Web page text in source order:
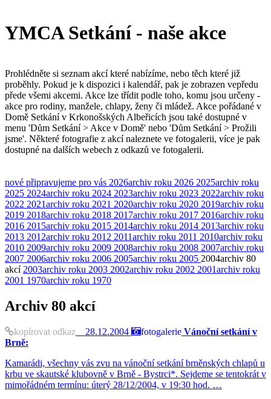
YMCA Setkání - naše akce
Prohlédněte si seznam akcí které nabízíme, nebo těch které již
proběhly. Pokud je k dispozici i kalendář, pak je zobrazen vepředu
přede všemi akcemi. Akce lze třídit podle toho, komu jsou určeny -
akce pro rodiny, manžele, chlapy, ženy či mládež. Akce pořádané v
Domě Setkání v Krkonošských Albeřicích jsou také dostupné v
menu 'Dům Setkání > Akce v Domě' nebo 'Dům Setkání > Prožili
jsme'. Některé fotografie z akcí naleznete ve fotogalerii, více je pak
dostupné na dalších webech z odkazů ve fotogalerii.
nové připravujeme pro vás 2026archiv roku 2026 2025archiv roku
2025 2024archiv roku 2024 2023archiv roku 2023 2022archiv roku
2022 2021archiv roku 2021 2020archiv roku 2020 2019archiv roku
2019 2018archiv roku 2018 2017archiv roku 2017 2016archiv roku
2016 2015archiv roku 2015 2014archiv roku 2014 2013archiv roku
2013 2012archiv roku 2012 2011archiv roku 2011 2010archiv roku
2010 2009archiv roku 2009 2008archiv roku 2008 2007archiv roku
2007 2006archiv roku 2006 2005archiv roku 2005 2004archiv 80
akcí 2003archiv roku 2003 2002archiv roku 2002 2001archiv roku
2001 1970archiv roku 1970
Archiv 80 akcí
kopírovat odkaz 28.12.2004 fotogalerie Vánoční setkání v
Brně:
Kamarádi, všechny vás zvu na vánoční setkání brněnských chlapů u
krbu ve skautské klubovně v Brně - Bystrci*. Sejdeme se tentokrát v
mimořádném termínu: úterý 28/12/2004, v 19:30 hod. …